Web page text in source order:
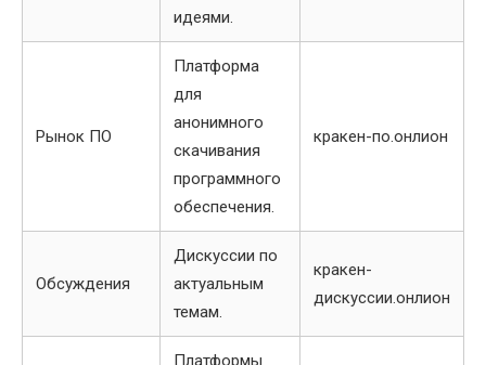
идеями.
Рынок ПО
Платформа
для
анонимного
скачивания
программного
обеспечения.
кракен-по.онлион
Обсуждения
Дискуссии по
актуальным
темам.
кракен-
дискуссии.онлион
Платформы